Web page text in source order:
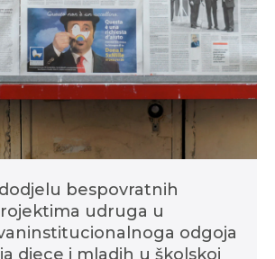
bespovratnih
udruga u
odgoja
djece i mladih u školskoj